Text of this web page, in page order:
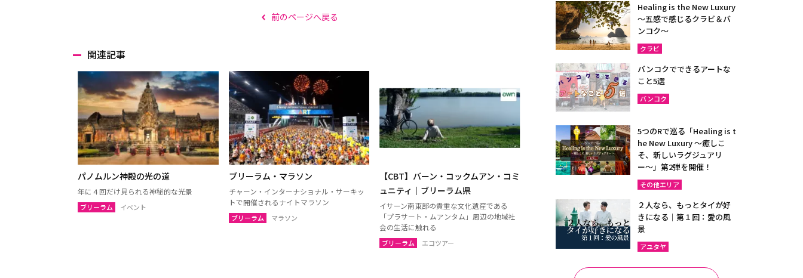
前のページへ戻る
関連記事
パノムルン神殿の光の道
年に４回だけ見られる神秘的な光景
ブリーラム イベント
ブリーラム・マラソン
チャーン・インターナショナル・サーキッ
トで開催されるナイトマラソン
ブリーラム マラソン
【CBT】バーン・コックムアン・コミ
ュニティ｜ブリーラム県
イサーン南東部の貴重な文化遺産である
「プラサート・ムアンタム」周辺の地域社
会の生活に触れる
ブリーラム エコツアー
Healing is the New Luxury
～五感で感じるクラビ＆バ
ンコク～
クラビ
バンコクでできるアートな
こと5選
バンコク
5つのRで巡る「Healing is t
he New Luxury ～癒しこ
そ、新しいラグジュアリ
ー〜」第2弾を開催！
その他エリア
２人なら、もっとタイが好
きになる｜第１回：愛の風
景
アユタヤ